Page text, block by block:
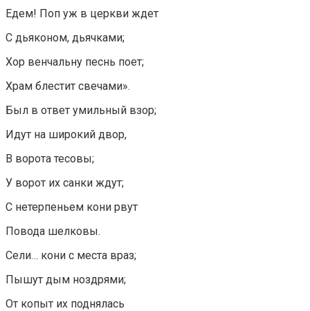
Едем! Поп уж в церкви ждет
С дьяконом, дьячками;
Хор венчальну песнь поет;
Храм блестит свечами».
Был в ответ умильный взор;
Идут на широкий двор,
В ворота тесовы;
У ворот их санки ждут;
С нетерпеньем кони рвут
Повода шелковы.
Сели… кони с места враз;
Пышут дым ноздрями;
От копыт их поднялась